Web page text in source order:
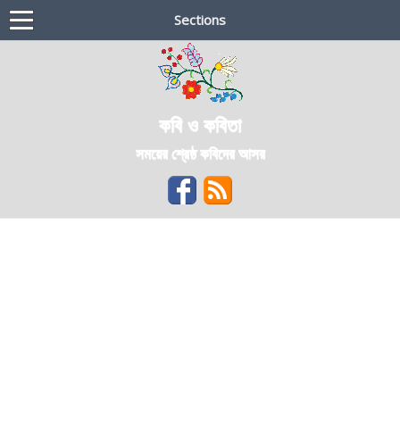
Sections
কবি ও কবিতা
সময়ের শ্রেষ্ঠ কবিদের আসর